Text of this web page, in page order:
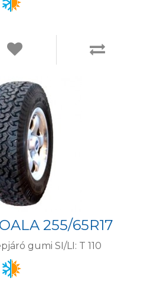
255/65R17
gumi SI/LI: T 110